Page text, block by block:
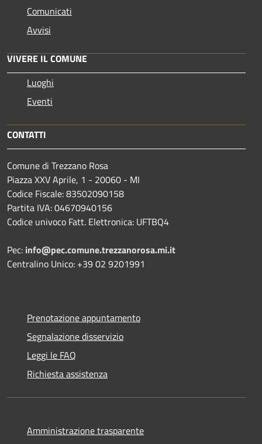
Comunicati
Avvisi
VIVERE IL COMUNE
Luoghi
Eventi
CONTATTI
Comune di Trezzano Rosa
Piazza XXV Aprile, 1 - 20060 - MI
Codice Fiscale: 83502090158
Partita IVA: 04670940156
Codice univoco Fatt. Elettronica: UFTBQ4
Pec: info@pec.comune.trezzanorosa.mi.it
Centralino Unico: +39 02 9201991
Prenotazione appuntamento
Segnalazione disservizio
Leggi le FAQ
Richiesta assistenza
Amministrazione trasparente